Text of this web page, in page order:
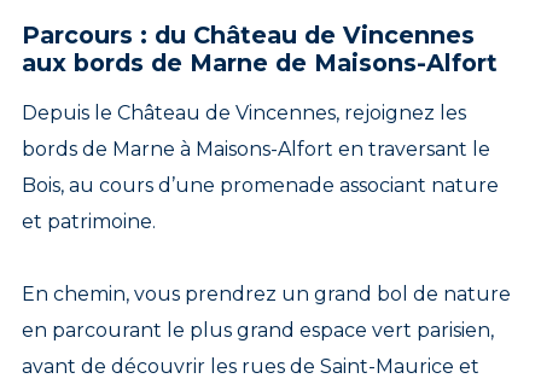
Parcours : du Château de Vincennes
aux bords de Marne de Maisons-Alfort
Depuis le Château de Vincennes, rejoignez les
bords de Marne à Maisons-Alfort en traversant le
Bois, au cours d’une promenade associant nature
et patrimoine.
En chemin, vous prendrez un grand bol de nature
en parcourant le plus grand espace vert parisien,
avant de découvrir les rues de Saint-Maurice et